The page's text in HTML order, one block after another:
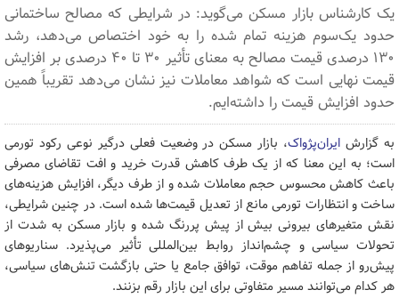
یک کارشناس بازار مسکن می‌گوید: در شرایطی که مصالح ساختمانی
حدود یک‌سوم هزینه تمام شده را به خود اختصاص می‌دهد، رشد
۱۳۰ درصدی قیمت مصالح به معنای تأثیر ۳۰ تا ۴۰ درصدی بر افزایش
قیمت نهایی است که شواهد معاملات نیز نشان می‌دهد تقریباً همین
حدود افزایش قیمت را داشته‌ایم.
به گزارش ایران‌پژواک، بازار مسکن در وضعیت فعلی درگیر نوعی رکود تورمی
است؛ به این معنا که از یک طرف کاهش قدرت خرید و افت تقاضای مصرفی
باعث کاهش محسوس حجم معاملات شده و از طرف دیگر، افزایش هزینه‌های
ساخت و انتظارات تورمی مانع از تعدیل قیمت‌ها شده است. در چنین شرایطی،
نقش متغیرهای بیرونی بیش از پیش پررنگ شده و بازار مسکن به شدت از
تحولات سیاسی و چشم‌انداز روابط بین‌المللی تأثیر می‌پذیرد. سناریوهای
پیش‌رو از جمله تفاهم موقت، توافق جامع یا حتی بازگشت تنش‌های سیاسی،
هر کدام می‌توانند مسیر متفاوتی برای این بازار رقم بزنند.